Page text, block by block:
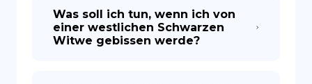
Was soll ich tun, wenn ich von
einer westlichen Schwarzen
Witwe gebissen werde?